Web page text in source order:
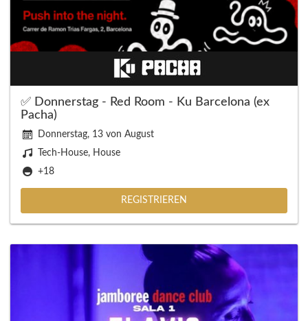
✅ Donnerstag - Red Room - Ku Barcelona (ex
Pacha)
Donnerstag, 13 von August
Tech-House, House
+18
REGISTRIEREN